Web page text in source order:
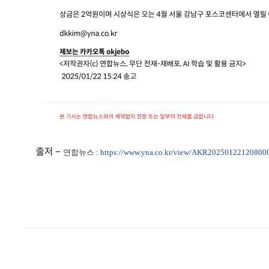
출저 - 연합뉴스 : https://www.yna.co.kr/view/